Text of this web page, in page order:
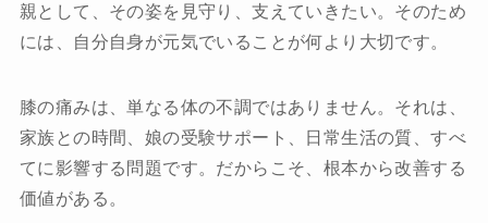
親として、その姿を見守り、支えていきたい。そのため
には、自分自身が元気でいることが何より大切です。
膝の痛みは、単なる体の不調ではありません。それは、
家族との時間、娘の受験サポート、日常生活の質、すべ
てに影響する問題です。だからこそ、根本から改善する
価値がある。